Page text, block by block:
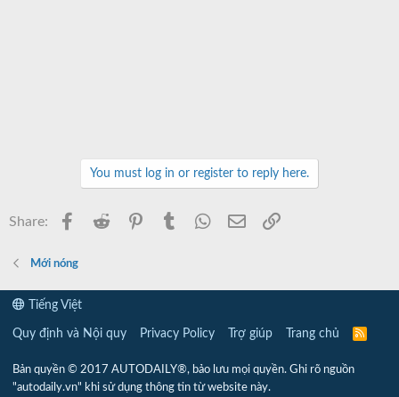
You must log in or register to reply here.
Share: Facebook
Reddit PinterestTumblr WhatsApp
Email
Mới nóng
Tiếng Việt
Quy định và Nội quy Privacy Policy Trợ giúp Trang chủ
R
Bản quyền © 2017 AUTODAILY®, bảo lưu mọi quyền. Ghi rõ nguồn
"autodaily.vn" khi sử dụng thông tin từ website này.